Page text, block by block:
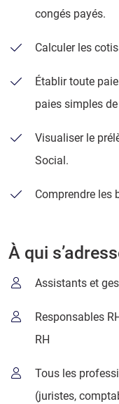
congés payés.
Calculer les
Établir toute
paies simples
Visualiser le
Social.
Comprendre les
À qui
Assistants et
Responsables
RH
Tous les
(juristes,